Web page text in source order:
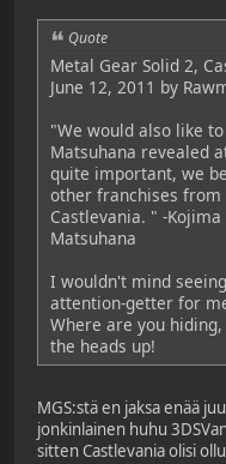
Quote
Metal Gear Solid 2,
June 12, 2011 by
"We would also like
Matsuhana revealed
quite important, we
other franchises from
Castlevania. " -
Matsuhana
I wouldn't mind
attention-getter for
Where are you
the heads up!
MGS:stä en jaksa enää
jonkinlainen huhu
sitten Castlevania olisi